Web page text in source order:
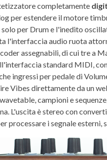
completamente
per estendere il motore
per Drum e l'inedito
l'interfaccia audio ruota
assegnabili, di cui tre a
standard MIDI,
ingressi per pedale di
Vibes direttamente da un
campioni e
L'uscita è stereo con
processare i segnale esterni,